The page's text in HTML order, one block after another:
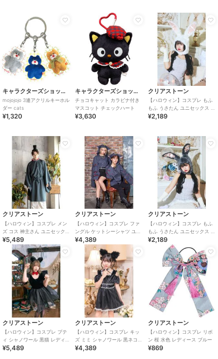
キャラクターズショップ ラフラフ
mojojojo 3連アクリルキーホル
ダー cats
¥1,320
キャラクターズショップ ラフラフ
チョコキャット カラビナ付き
マスコット チェックハート
¥3,630
クリアストーン
【ハロウィン】コスプレ もふ
もふ うさたん ユニセックス ホ
ワイト かぶりもの
¥2,189
クリアストーン
【ハロウィン】コスプレ メン
ズ コス 神主さん ユニセックス
ブルー
¥5,489
クリアストーン
【ハロウィン】コスプレ ファ
ングル ケットシーシャツ ユニ
セックス グレー ハロウィーン
¥4,389
クリアストーン
【ハロウィン】コスプレ もふ
もふ うさたん ユニセックス グ
レー かぶりもの
¥2,189
クリアストーン
【ハロウィン】コスプレ プテ
ィ シャノワール 黒猫 レディー
ス ブラック ハロウィン
¥5,489
クリアストーン
【ハロウィン】コスプレ キッ
ズ ミミ シャノワール 黒ネコ
140cm ガールズ 女の子 ブラ
¥4,389
クリアストーン
【ハロウィン】コスプレ リボ
ン 桜 水色 レディース ブルー
¥869